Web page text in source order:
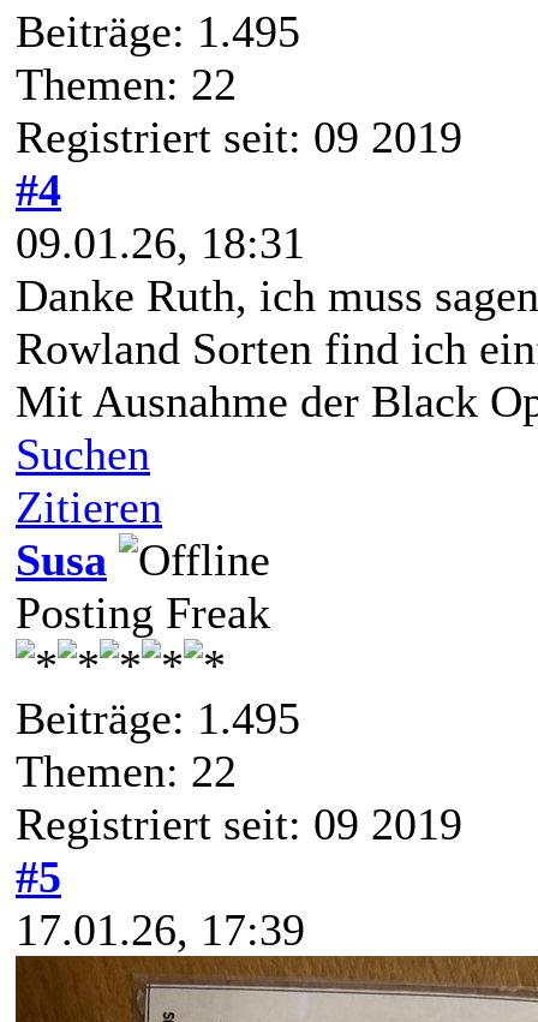
Beiträge: 1.495
Themen: 22
Registriert seit: 09 2019
#4
09.01.26, 18:31
Danke Ruth, ich muss
Rowland Sorten find ich
Mit Ausnahme der Black
Suchen
Zitieren
Susa
Posting Freak
Beiträge: 1.495
Themen: 22
Registriert seit: 09 2019
#5
17.01.26, 17:39